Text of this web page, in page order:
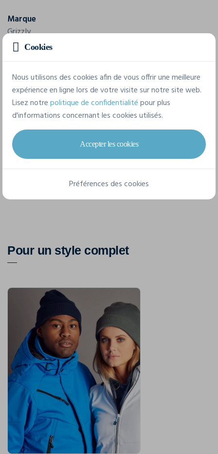
Marque
Grizzly
Référence
Composition
95% polyester 5% spandex, intérieur 100% polyester
6 tailles disponibles
Pour un style complet
Cookies
Nous utilisons des cookies afin de vous offrir une meilleure
expérience en ligne lors de votre visite sur notre site web.
Lisez notrepolitique de confidentialitépour plus
d'informations concernant les cookies utilisés.
Accepter les cookies
Préférences des cookies